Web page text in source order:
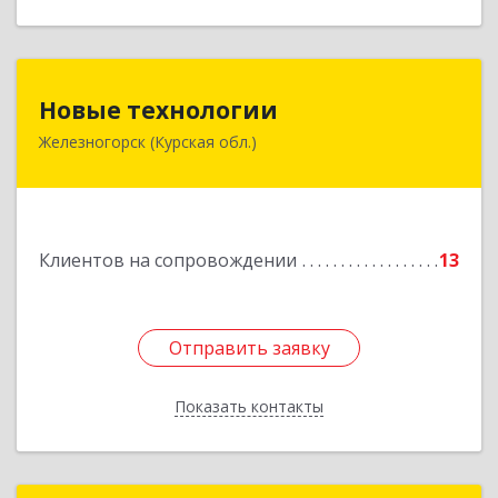
Новые технологии
Железногорск (Курская обл.)
Клиентов на сопровождении 13
Отправить заявку
Показать контакты
307170, Курская обл, Железногорский р-н,
Подробнее
Отправить заявку
Назад